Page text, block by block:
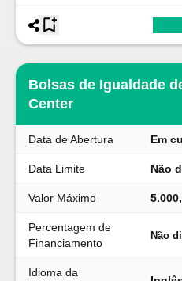
Bolsas de Igualdade
Center
Data de Abertura Em
Data Limite Não
Valor Máximo
Percentagem de
Financiamento
Não
Idioma da